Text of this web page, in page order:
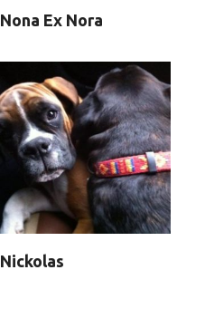
Nona Ex Nora
Nickolas